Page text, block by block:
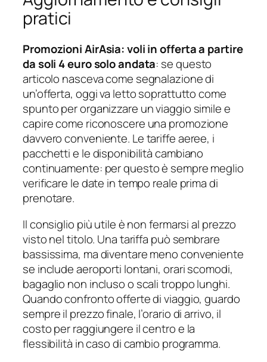
pratici
Promozioni AirAsia: voli in offerta a partire
da soli 4 euro solo andata: se questo
articolo nasceva come segnalazione di
un’offerta, oggi va letto soprattutto come
spunto per organizzare un viaggio simile e
capire come riconoscere una promozione
davvero conveniente. Le tariffe aeree, i
pacchetti e le disponibilità cambiano
continuamente: per questo è sempre meglio
verificare le date in tempo reale prima di
prenotare.
Il consiglio più utile è non fermarsi al prezzo
visto nel titolo. Una tariffa può sembrare
bassissima, ma diventare meno conveniente
se include aeroporti lontani, orari scomodi,
bagaglio non incluso o scali troppo lunghi.
Quando confronto offerte di viaggio, guardo
sempre il prezzo finale, l’orario di arrivo, il
costo per raggiungere il centro e la
flessibilità in caso di cambio programma.